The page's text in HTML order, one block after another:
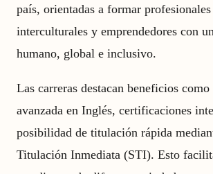
país, orientadas a formar
interculturales y emprendedores con
humano, global e inclusivo.
Las carreras destacan beneficios
avanzada en Inglés, certificaciones
posibilidad de titulación rápida
Titulación Inmediata (STI). Esto